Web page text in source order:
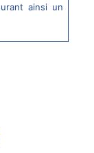
ainsi un